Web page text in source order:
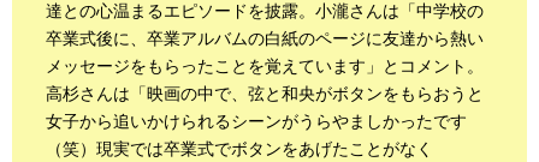
達との心温まるエピソードを披露。小瀧さんは「中学校の
卒業式後に、卒業アルバムの白紙のページに友達から熱い
メッセージをもらったことを覚えています」とコメント。
高杉さんは「映画の中で、弦と和央がボタンをもらおうと
女子から追いかけられるシーンがうらやましかったです
（笑）現実では卒業式でボタンをあげたことがなく